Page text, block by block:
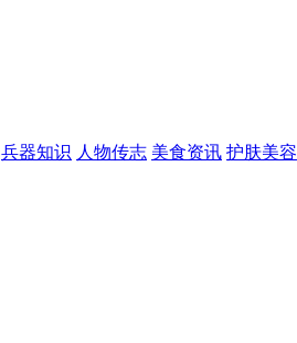
兵器知识 人物传志 美食资讯 护肤美容